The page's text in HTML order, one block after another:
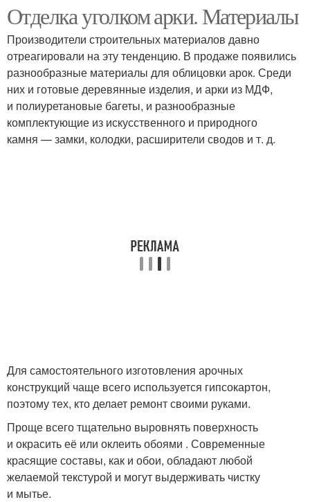
Уголок по радиусу Окантовка для арок
Арочные уголки
Отделка уголком арки. Материалы
Производители строительных материалов давно
отреагировали на эту тенденцию. В продаже появились
разнообразные материалы для облицовки арок. Среди
них и готовые деревянные изделия, и арки из МДФ,
и полиуретановые багеты, и разнообразные
комплектующие из искусственного и природного
камня — замки, колодки, расширители сводов и т. д.
Для самостоятельного изготовления арочных
конструкций чаще всего используется гипсокартон,
поэтому тех, кто делает ремонт своими руками.
Проще всего тщательно выровнять поверхность
и окрасить её или оклеить обоями . Современные
красящие составы, как и обои, обладают любой
желаемой текстурой и могут выдерживать чистку
и мытье.